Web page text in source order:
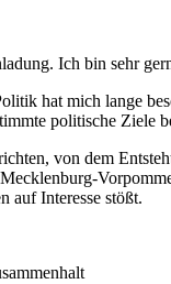
Ich bin sehr
hat mich lange
politische Ziele
von dem
auf Interesse stößt.